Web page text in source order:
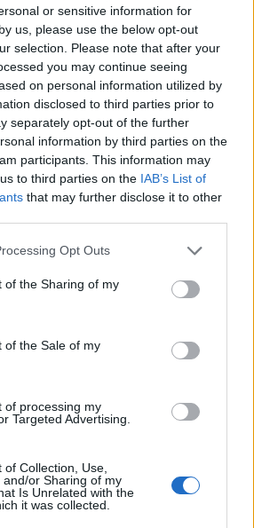
or sensitive information for
us, please use the below opt-out
selection. Please note that after your
you may continue seeing
on personal information utilized by
disclosed to third parties prior to
separately opt-out of the further
information by third parties on the
participants. This information may
to third parties on the IAB’s List of
that may further disclose it to other
Opt Outs
of the Sharing of my
of the Sale of my
of processing my
Targeted Advertising.
Collection, Use,
and/or Sharing of my
Is Unrelated with the
it was collected.
terapiakäytäntöä
tukia
vuoksi